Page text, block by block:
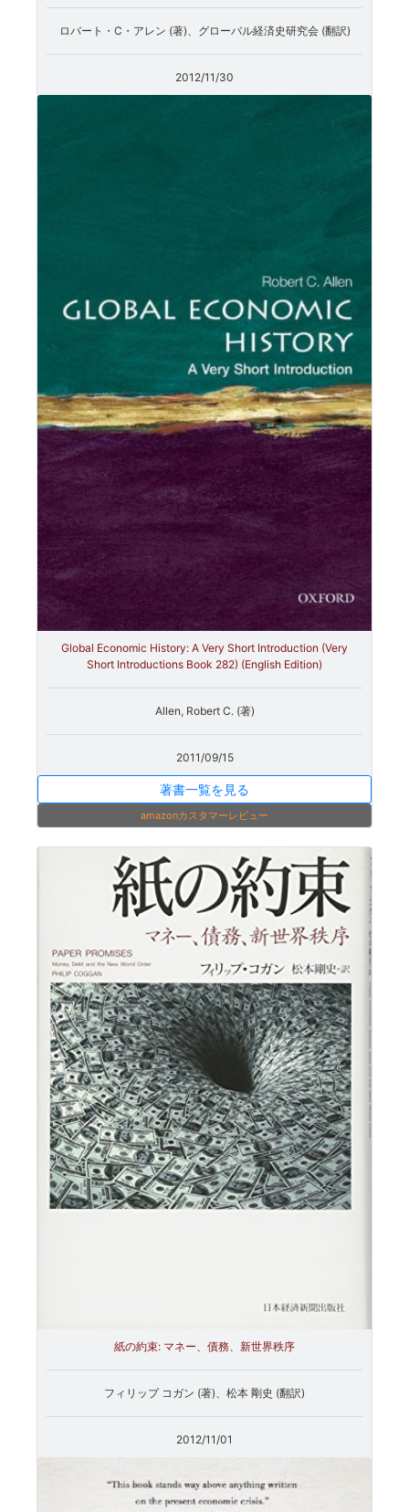
ロバート・C・アレン (著)、グローバル経済史研究会 (翻訳)
2012/11/30
Global Economic History: A Very Short Introduction (Very
Short Introductions Book 282) (English Edition)
Allen, Robert C. (著)
2011/09/15
著書一覧を見る
amazonカスタマーレビュー
紙の約束: マネー、債務、新世界秩序
フィリップ コガン (著)、松本 剛史 (翻訳)
2012/11/01